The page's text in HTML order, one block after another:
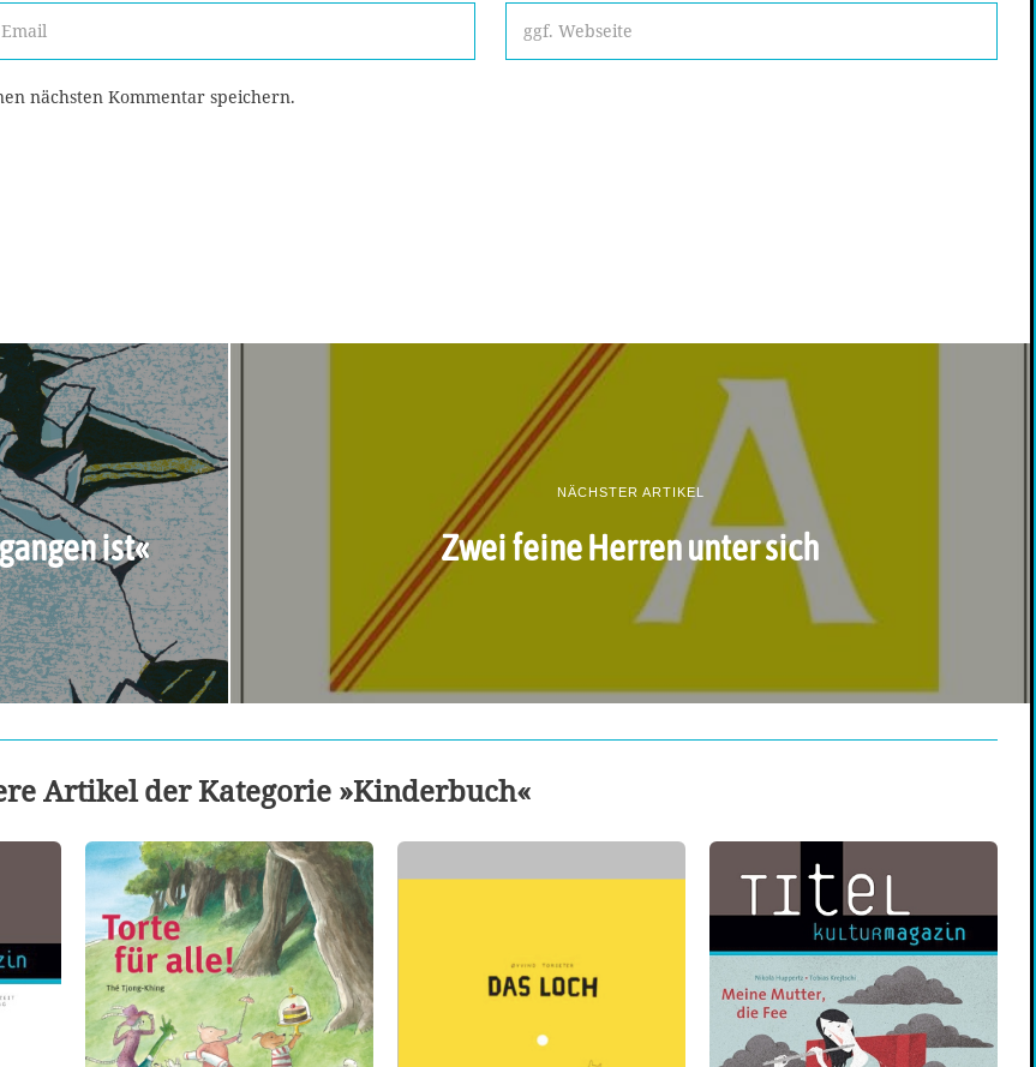
nächsten Kommentar speichern.
ist«
NÄCHSTER ARTIKEL
Zwei feine Herren unter sich
Artikel der Kategorie »Kinderbuch«